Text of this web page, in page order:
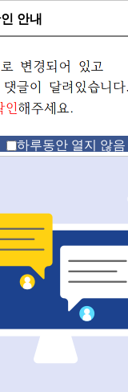
합니다.
육정보원 HOME
커뮤니티
안내
하루동안 열지 않음